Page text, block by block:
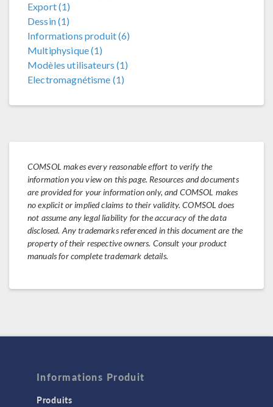
Export (1)
Dessin (1)
Informations produit (6)
Multiphysique (1)
Modèles utilisateurs (1)
Electromagnétisme (1)
COMSOL makes every reasonable effort to verify the
information you view on this page. Resources and documents
are provided for your information only, and COMSOL makes
no explicit or implied claims to their validity. COMSOL does
not assume any legal liability for the accuracy of the data
disclosed. Any trademarks referenced in this document are the
property of their respective owners. Consult your product
manuals for complete trademark details.
Informations Produit
Produits